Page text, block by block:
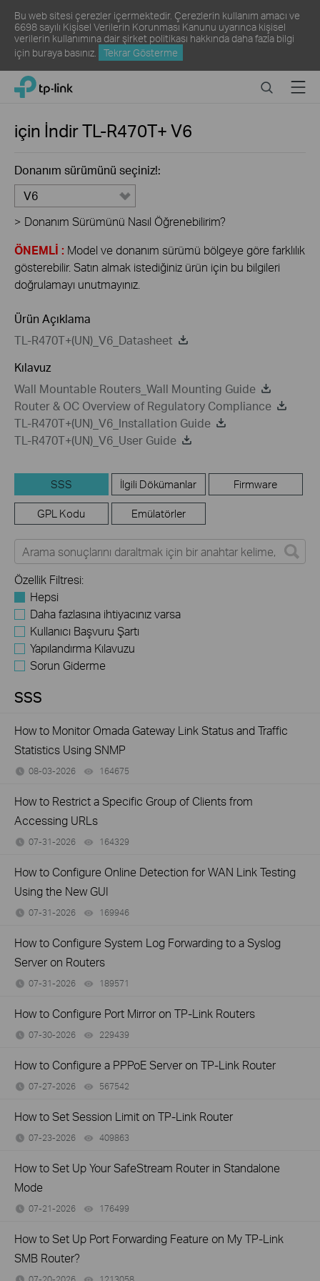
Bu web sitesi çerezler içermektedir. Çerezlerin kullanım amacı ve
6698 sayılı Kişisel Verilerin Korunması Kanunu uyarınca kişisel
verilerin kullanımına dair şirket politikası hakkında daha fazla bilgi
için buraya basınız. Tekrar Gösterme
Click
navigation
TP-Link, Reliably Smart SearchMenu
için İndirTL-R470T+V6
Donanım sürümünü seçiniz!:
V6
> Donanım Sürümünü Nasıl Öğrenebilirim?
ÖNEMLİ : Model ve donanım sürümü bölgeye göre farklılık
gösterebilir. Satın almak istediğiniz ürün için bu bilgileri
doğrulamayı unutmayınız.
Ürün Açıklama
TL-R470T+(UN)_V6_Datasheet
Kılavuz
Wall Mountable Routers_Wall Mounting Guide
Router & OC Overview of Regulatory Compliance
TL-R470T+(UN)_V6_Installation Guide
TL-R470T+(UN)_V6_User Guide
SSS İlgili Dökümanlar Firmware
GPL Kodu Emülatörler
Özellik Filtresi:
Hepsi
Daha fazlasına ihtiyacınız varsa
Kullanıcı Başvuru Şartı
Yapılandırma Kılavuzu
Sorun Giderme
SSS
How to Monitor Omada Gateway Link Status and Traffic
Statistics Using SNMP
08-03-2026 164675
How to Restrict a Specific Group of Clients from
Accessing URLs
07-31-2026 164329
How to Configure Online Detection for WAN Link Testing
Using the New GUI
07-31-2026 169946
How to Configure System Log Forwarding to a Syslog
Server on Routers
07-31-2026 189571
How to Configure Port Mirror on TP-Link Routers
07-30-2026 229439
How to Configure a PPPoE Server on TP-Link Router
07-27-2026 567542
How to Set Session Limit on TP-Link Router
07-23-2026 409863
How to Set Up Your SafeStream Router in Standalone
Mode
07-21-2026 176499
How to Set Up Port Forwarding Feature on My TP-Link
SMB Router?